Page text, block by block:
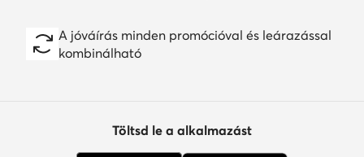
A jóváírás minden promócióval és leárazással
kombinálható
Töltsd le a alkalmazást